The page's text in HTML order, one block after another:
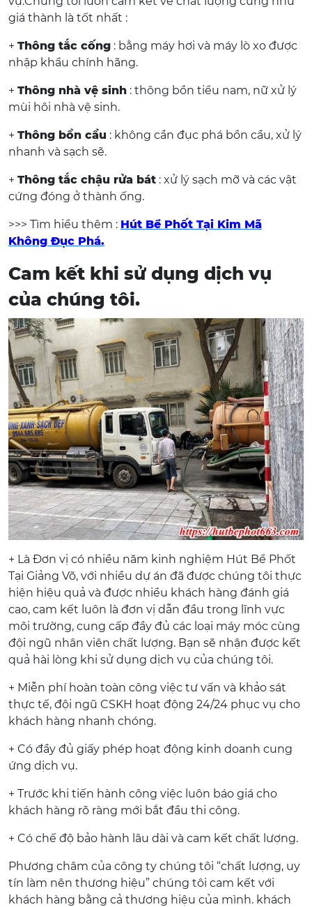
giá thành là tốt nhất :
+ Thông tắc cống : bằng máy hơi và máy lò xo được
nhập khẩu chính hãng.
+ Thông nhà vệ sinh : thông bồn tiểu nam, nữ xử lý
mùi hôi nhà vệ sinh.
+ Thông bồn cầu : không cần đục phá bồn cầu, xử lý
nhanh và sạch sẽ.
+ Thông tắc chậu rửa bát : xử lý sạch mỡ và các vật
cứng đóng ở thành ống.
>>> Tìm hiểu thêm : Hút Bể Phốt Tại Kim Mã
Không Đục Phá.
Cam kết khi sử dụng dịch vụ
của chúng tôi.
+ Là Đơn vị có nhiều năm kinh nghiệm Hút Bể Phốt
Tại Giảng Võ, với nhiều dự án đã được chúng tôi thực
hiện hiệu quả và được nhiều khách hàng đánh giá
cao, cam kết luôn là đơn vị dẫn đầu trong lĩnh vực
môi trường, cung cấp đầy đủ các loại máy móc cùng
đội ngũ nhân viên chất lượng. Bạn sẽ nhận được kết
quả hài lòng khi sử dụng dịch vụ của chúng tôi.
+ Miễn phí hoàn toàn công việc tư vấn và khảo sát
thực tế, đội ngũ CSKH hoạt động 24/24 phục vụ cho
khách hàng nhanh chóng.
+ Có đầy đủ giấy phép hoạt động kinh doanh cung
ứng dịch vụ.
+ Trước khi tiến hành công việc luôn báo giá cho
khách hàng rõ ràng mới bắt đầu thi công.
+ Có chế độ bảo hành lâu dài và cam kết chất lượng.
Phương châm của công ty chúng tôi “chất lượng, uy
tín làm nên thương hiệu” chúng tôi cam kết với
khách hàng bằng cả thương hiệu của mình. khách